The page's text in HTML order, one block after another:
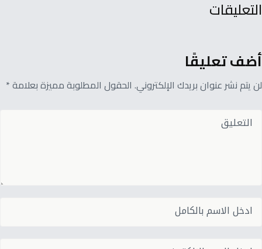
التعليقات
أضف تعليقًا
لن يتم نشر عنوان بريدك الإلكتروني. الحقول المطلوبة مميزة بعلامة *